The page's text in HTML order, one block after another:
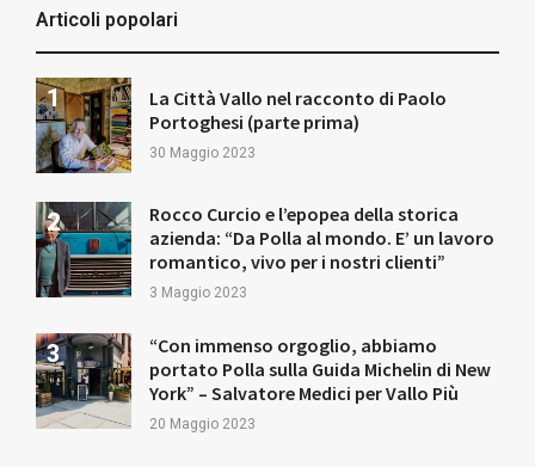
Articoli popolari
La Città Vallo nel racconto di Paolo
Portoghesi (parte prima)
30 Maggio 2023
Rocco Curcio e l’epopea della storica
azienda: “Da Polla al mondo. E’ un lavoro
romantico, vivo per i nostri clienti”
3 Maggio 2023
“Con immenso orgoglio, abbiamo
portato Polla sulla Guida Michelin di New
York” – Salvatore Medici per Vallo Più
20 Maggio 2023